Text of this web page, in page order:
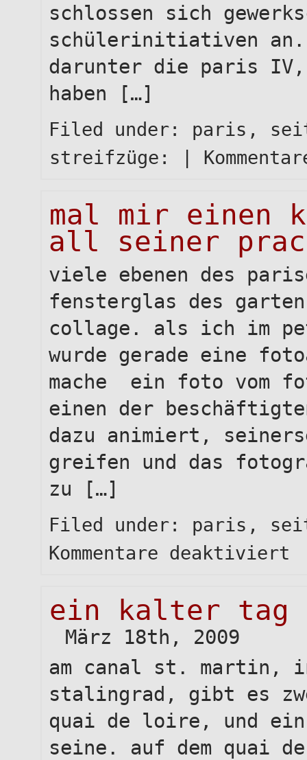
schlossen sich
schülerinitiativen
darunter die paris
haben […]
Filed under: paris ,
streifzüge:
mal mir einen
all seiner
viele ebenen des
fensterglas des
collage. als ich im
wurde gerade eine
mache ein foto vom
einen der
dazu animiert,
greifen und das
zu […]
Filed under: paris ,
Kommentare deaktiviert
ein kalter tag
März 18th, 2009
am canal st. martin,
stalingrad, gibt es
quai de loire, und
seine. auf dem quai